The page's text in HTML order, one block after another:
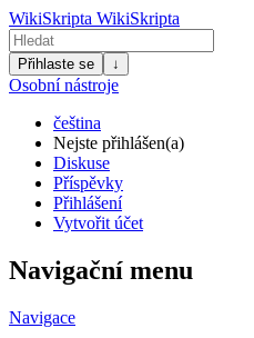
WikiSkripta WikiSkripta
Přihlaste se ↓
Osobní nástroje
čeština
Nejste přihlášen(a)
Diskuse
Příspěvky
Přihlášení
Vytvořit účet
Navigační menu
Navigace